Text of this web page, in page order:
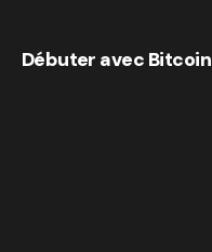
Débuter avec Bitcoin